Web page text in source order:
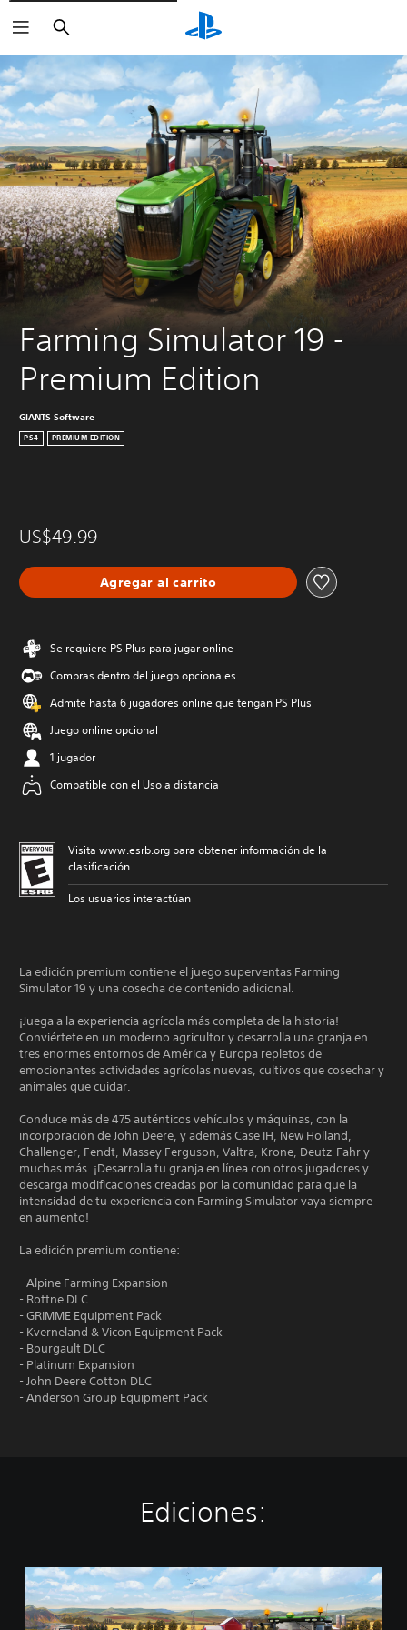
Buscar
Farming Simulator 19 -
Premium Edition
GIANTS Software
PS4 PREMIUM EDITION
US$49.99
Agregar al carrito
Se requiere PS Plus para jugar online
Compras dentro del juego opcionales
Admite hasta 6 jugadores online que tengan PS Plus
Juego online opcional
1 jugador
Compatible con el Uso a distancia
Visita www.esrb.org para obtener información de la
clasificación
Los usuarios interactúan
La edición premium contiene el juego superventas Farming
Simulator 19 y una cosecha de contenido adicional.
¡Juega a la experiencia agrícola más completa de la historia!
Conviértete en un moderno agricultor y desarrolla una granja en
tres enormes entornos de América y Europa repletos de
emocionantes actividades agrícolas nuevas, cultivos que cosechar y
animales que cuidar.
Conduce más de 475 auténticos vehículos y máquinas, con la
incorporación de John Deere, y además Case IH, New Holland,
Challenger, Fendt, Massey Ferguson, Valtra, Krone, Deutz-Fahr y
muchas más. ¡Desarrolla tu granja en línea con otros jugadores y
descarga modificaciones creadas por la comunidad para que la
intensidad de tu experiencia con Farming Simulator vaya siempre
en aumento!
La edición premium contiene:
- Alpine Farming Expansion
- Rottne DLC
- GRIMME Equipment Pack
- Kverneland & Vicon Equipment Pack
- Bourgault DLC
- Platinum Expansion
- John Deere Cotton DLC
- Anderson Group Equipment Pack
Ediciones:
S
t
a